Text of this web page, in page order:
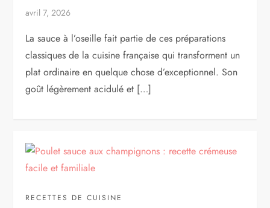
avril 7, 2026
La sauce à l’oseille fait partie de ces préparations
classiques de la cuisine française qui transforment un
plat ordinaire en quelque chose d’exceptionnel. Son
goût légèrement acidulé et […]
RECETTES DE CUISINE